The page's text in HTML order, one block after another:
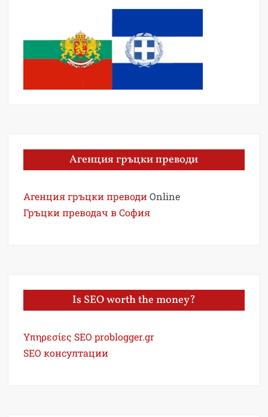
Агенция гръцки преводи
Агенция гръцки преводи Online
Гръцки преводач в София
Is SEO worth the money?
Υπηρεσίες SEO problogger.gr
SEO консултации